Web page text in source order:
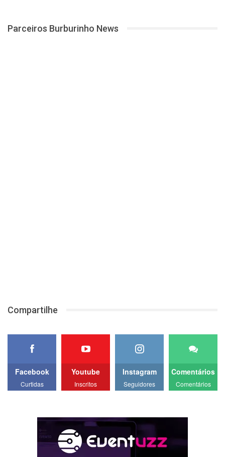
Parceiros Burburinho News
Compartilhe
Facebook
Curtidas
Youtube
Inscritos
Instagram
Seguidores
Comentários
Comentários